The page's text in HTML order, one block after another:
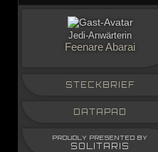
Jedi-Anwärterin
Feenare Abarai
STECKBRIEF
DATAPAD
PROUDLY PRESENTED BY
SOLITARIS